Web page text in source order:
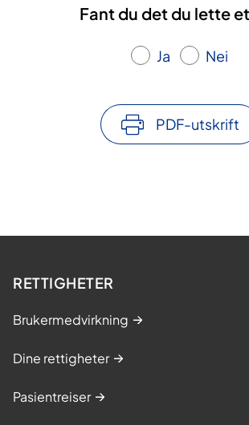
Fant du det du lette
Ja Nei
PDF-utskrift
RETTIGHETER
Brukermedvirkning
Dine rettigheter
Pasientreiser